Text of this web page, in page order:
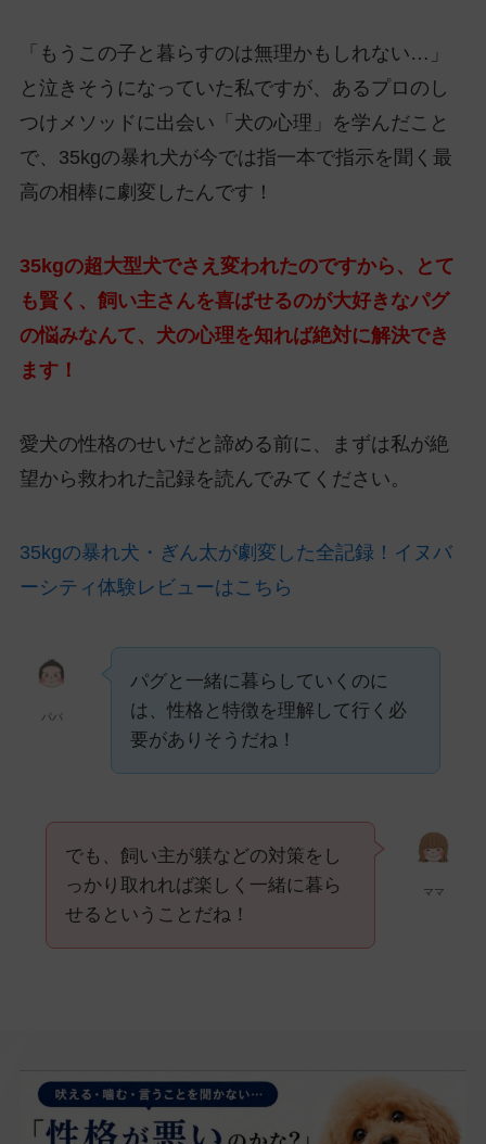
「もうこの子と暮らすのは無理かもしれない…」
と泣きそうになっていた私ですが、あるプロのし
つけメソッドに出会い「犬の心理」を学んだこと
で、35kgの暴れ犬が今では指一本で指示を聞く最
高の相棒に劇変したんです！
35kgの超大型犬でさえ変われたのですから、とて
も賢く、飼い主さんを喜ばせるのが大好きなパグ
の悩みなんて、犬の心理を知れば絶対に解決でき
ます！
愛犬の性格のせいだと諦める前に、まずは私が絶
望から救われた記録を読んでみてください。
35kgの暴れ犬・ぎん太が劇変した全記録！イヌバ
ーシティ体験レビューはこちら
パパ
パグと一緒に暮らしていくのに
は、性格と特徴を理解して行く必
要がありそうだね！
ママ
でも、飼い主が躾などの対策をし
っかり取れれば楽しく一緒に暮ら
せるということだね！